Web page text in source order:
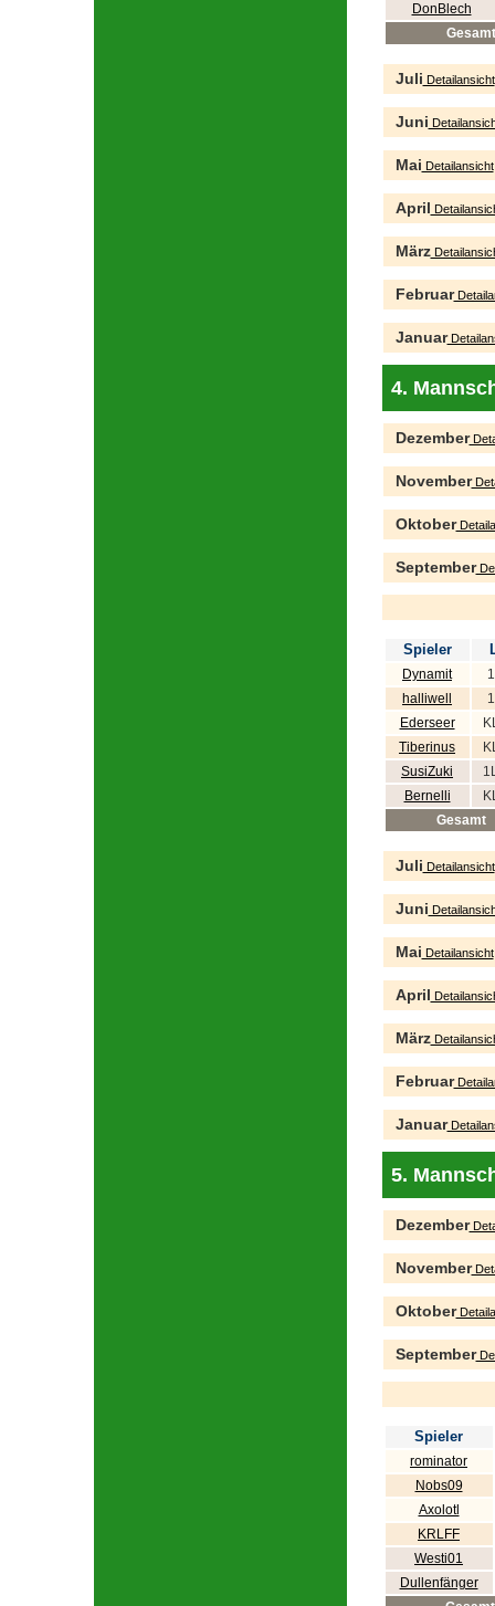
DonBlech
Gesamt
Juli Detailansicht
Juni
Mai Detailansicht
April
März
Februar
Januar
4.
Dezember
November
Oktober
September
Spieler
Dynamit
halliwell
Ederseer
Tiberinus
SusiZuki
Bernelli
Gesamt
Juli Detailansicht
Juni
Mai Detailansicht
April
März
Februar
Januar
5.
Dezember
November
Oktober
September
Spieler
rominator
Nobs09
Axolotl
KRLFF
Westi01
Dullenfänger